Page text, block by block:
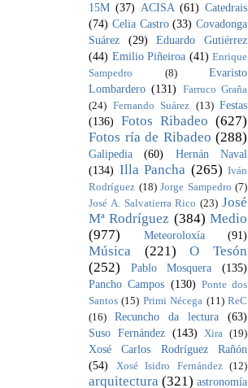
15M (37) ACISA (61) Catedrais
(74) Celia Castro (33) Covadonga
Suárez
(29)
Eduardo Gutiérrez
(44) Emilio Piñeiroa (41) Enrique
Sampedro
(8)
Evaristo
Lombardero (131) Farruco Graña
(24) Fernando Suárez (13) Festas
(136)
Fotos Ribadeo (627)
Fotos ría de Ribadeo (288)
Galipedia (60)
Hernán Naval
(134) Illa Pancha (265) Iván
Rodríguez (18) Jorge Sampedro (7)
José A. Salvatierra Rico (23) José
Mª Rodríguez (384) Medio
(977)
Meteoroloxía (91)
Música (221)
O Tesón
(252)
Pablo Mosquera
(135)
Pancho Campos (130) Ponte dos
Santos (15) Primi Nécega (11) ReC
(16)
Recuncho da lectura
(63)
Suso Fernández (143) Xira (19)
Xosé Carlos Rodríguez Rañón
(54)
Xosé Isidro Fernández (12)
arquitectura (321) astronomía